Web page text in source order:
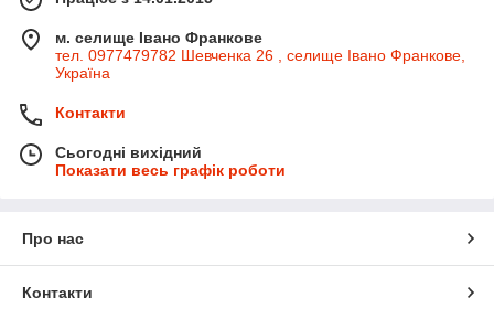
м. селище Івано Франкове
тел. 0977479782 Шевченка 26 , селище Івано Франкове,
Україна
Контакти
Сьогодні вихідний
Показати весь графік роботи
Про нас
Контакти